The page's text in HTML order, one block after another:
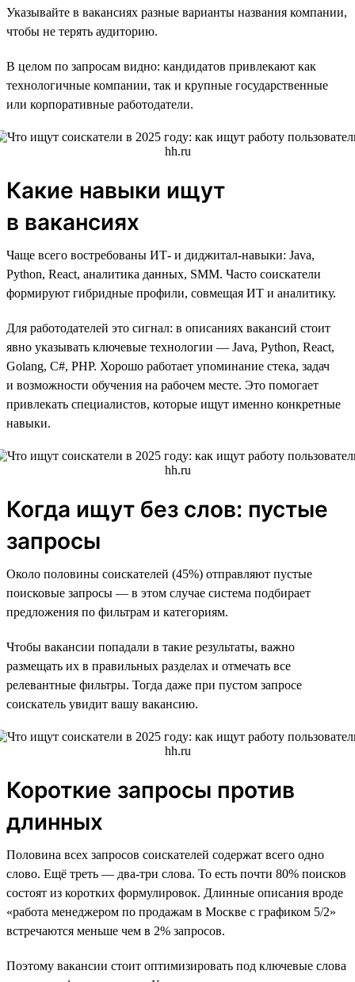
Указывайте в вакансиях разные варианты названия компании,
чтобы не терять аудиторию.
В целом по запросам видно: кандидатов привлекают как
технологичные компании, так и крупные государственные
или корпоративные работодатели.
Какие навыки ищут
в вакансиях
Чаще всего востребованы ИТ- и диджитал-навыки: Java,
Python, React, аналитика данных, SMM. Часто соискатели
формируют гибридные профили, совмещая ИТ и аналитику.
Для работодателей это сигнал: в описаниях вакансий стоит
явно указывать ключевые технологии — Java, Python, React,
Golang, C#, PHP. Хорошо работает упоминание стека, задач
и возможности обучения на рабочем месте. Это помогает
привлекать специалистов, которые ищут именно конкретные
навыки.
Когда ищут без слов: пустые
запросы
Около половины соискателей (45%) отправляют пустые
поисковые запросы — в этом случае система подбирает
предложения по фильтрам и категориям.
Чтобы вакансии попадали в такие результаты, важно
размещать их в правильных разделах и отмечать все
релевантные фильтры. Тогда даже при пустом запросе
соискатель увидит вашу вакансию.
Короткие запросы против
длинных
Половина всех запросов соискателей содержат всего одно
слово. Ещё треть — два-три слова. То есть почти 80% поисков
состоят из коротких формулировок. Длинные описания вроде
«работа менеджером по продажам в Москве с графиком 5/2»
встречаются меньше чем в 2% запросов.
Поэтому вакансии стоит оптимизировать под ключевые слова